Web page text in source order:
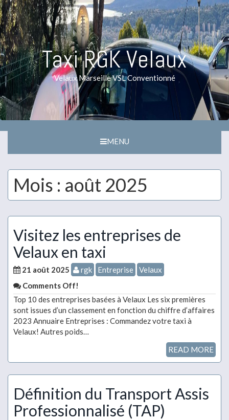
Taxi RGK Velaux
Velaux Marseille VSL Conventionné
MENU
Mois : août 2025
Visitez les entreprises de
Velaux en taxi
21 août 2025 rgk Entreprise
Velaux
Comments Off!
Top 10 des entreprises basées à Velaux Les six premières
sont issues d’un classement en fonction du chiffre d’affaires
2023 Annuaire Entreprises : Commandez votre taxi à
Velaux! Autres poids…
READ MORE
Définition du Transport Assis
Professionnalisé (TAP)